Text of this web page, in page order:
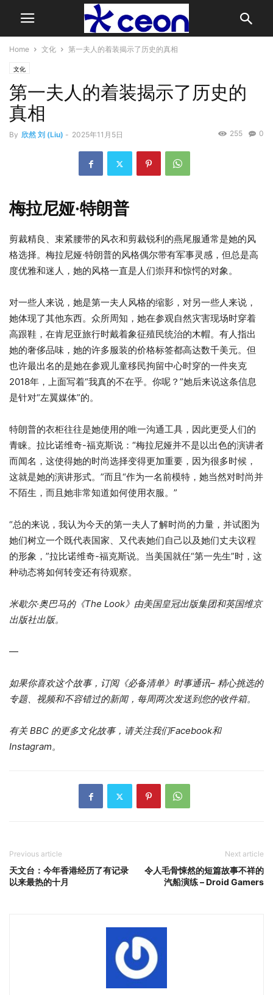
Home 文化 第一夫人的着装揭示了历史的真相
文化
第一夫人的着装揭示了历史的
真相
By 欣然 刘 (Liu) - 2025年11月5日 0
255
梅拉尼娅·特朗普
剪裁精良、束紧腰带的风衣和剪裁锐利的燕尾服通常是她的风
格选择。梅拉尼娅·特朗普的风格偶尔带有军事灵感，但总是高
度优雅和迷人，她的风格一直是人们崇拜和惊愕的对象。
对一些人来说，她是第一夫人风格的缩影，对另一些人来说，
她体现了其他东西。众所周知，她在参观自然灾害现场时穿着
高跟鞋，在肯尼亚旅行时戴着象征殖民统治的木帽。有人指出
她的奢侈品味，她的许多服装的价格标签都高达数千美元。但
也许最出名的是她在参观儿童移民拘留中心时穿的一件夹克
2018年，上面写着“我真的不在乎。你呢？”她后来说这条信息
是针对“左翼媒体”的。
特朗普的衣柜往往是她使用的唯一沟通工具，因此更受人们的
青睐。拉比诺维奇-福克斯说：“梅拉尼娅并不是以出色的演讲者
而闻名，这使得她的时尚选择变得更加重要，因为很多时候，
这就是她的演讲形式。”而且“作为一名前模特，她当然对时尚并
不陌生，而且她非常知道如何使用衣服。”
“总的来说，我认为今天的第一夫人了解时尚的力量，并试图为
她们树立一个既代表国家、又代表她们自己以及她们丈夫议程
的形象，”拉比诺维奇-福克斯说。当美国就任“第一先生”时，这
种动态将如何转变还有待观察。
米歇尔·奥巴马的《The Look》由美国皇冠出版集团和英国维京
出版社出版。
—
如果你喜欢这个故事， 订阅《必备清单》时事通讯– 精心挑选的
专题、视频和不容错过的新闻，每周两次发送到您的收件箱。
有关 BBC 的更多文化故事，请关注我们Facebook和
Instagram。
Previous article
天文台：今年香港经历了有记录
以来最热的十月
Next article
令人毛骨悚然的短篇故事不祥的
汽船演练 – Droid Gamers